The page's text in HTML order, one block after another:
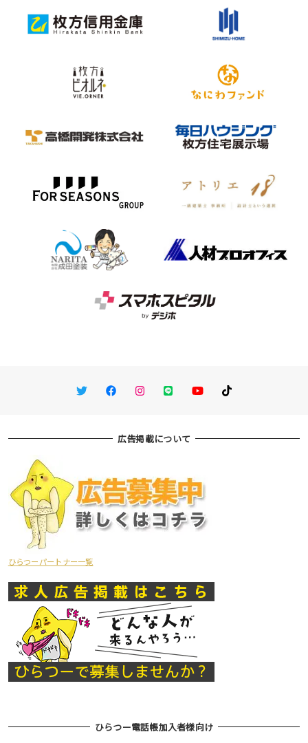
TwitterFacebookInstagram
LINE You TubeTikTok
広告掲載について
ひらつーパートナー一覧
ひらつー電話帳加入者様向け